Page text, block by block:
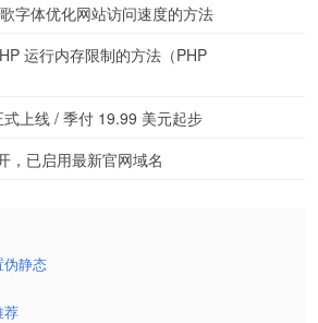
字体优化网站访问速度的方法
运行内存限制的方法（PHP
上线 / 季付 19.99 美元起步
，已启用最新官网域名
伪静态
荐